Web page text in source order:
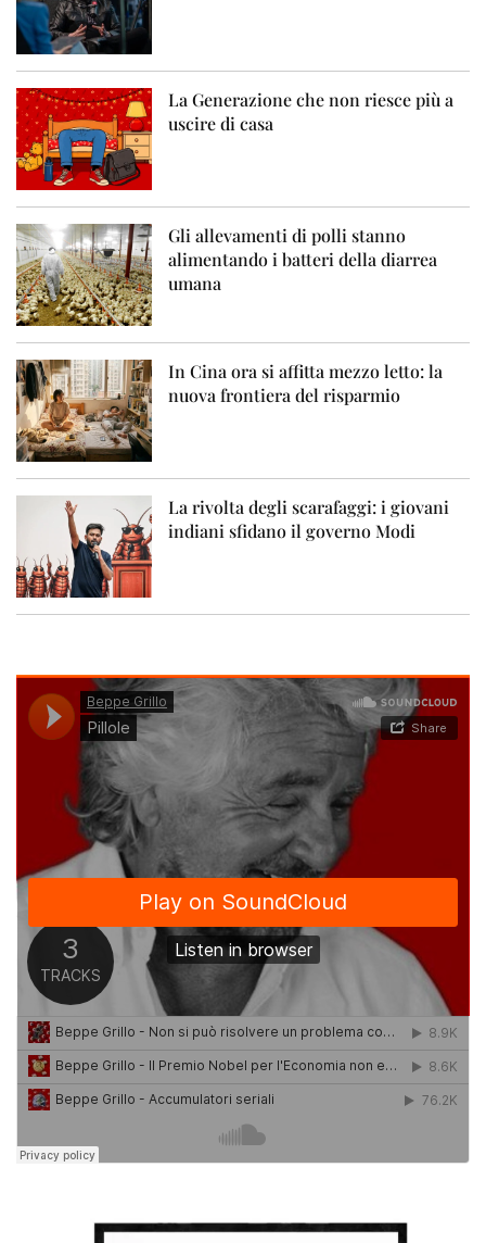
La Generazione che non riesce più a
uscire di casa
Gli allevamenti di polli stanno
alimentando i batteri della diarrea
umana
In Cina ora si affitta mezzo letto: la
nuova frontiera del risparmio
La rivolta degli scarafaggi: i giovani
indiani sfidano il governo Modi